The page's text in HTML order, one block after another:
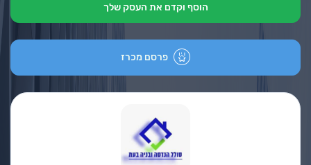
הוסף וקדם את העסק שלך
פרסם מכרז